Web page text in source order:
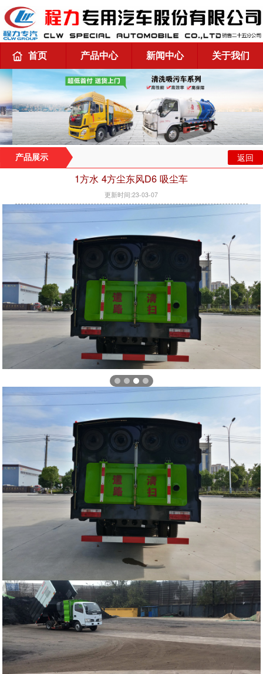
首页 产品中心 新闻中心 关于我们
产品展示 返回
1方水 4方尘东风D6 吸尘车
更新时间:23-03-07